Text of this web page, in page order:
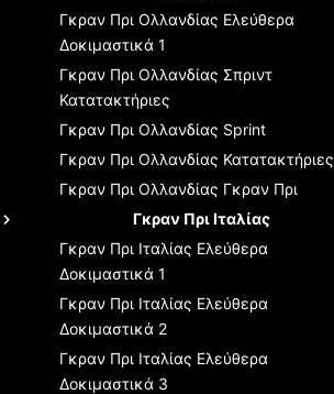
Γκραν Πρι Ολλανδίας Ελεύθερα
Δοκιμαστικά 1
Γκραν Πρι Ολλανδίας Σπριντ
Κατατακτήριες
Γκραν Πρι Ολλανδίας Sprint
Γκραν Πρι Ολλανδίας Κατατακτήριες
Γκραν Πρι Ολλανδίας Γκραν Πρι
Γκραν Πρι Ιταλίας
Γκραν Πρι Ιταλίας Ελεύθερα
Δοκιμαστικά 1
Γκραν Πρι Ιταλίας Ελεύθερα
Δοκιμαστικά 2
Γκραν Πρι Ιταλίας Ελεύθερα
Δοκιμαστικά 3